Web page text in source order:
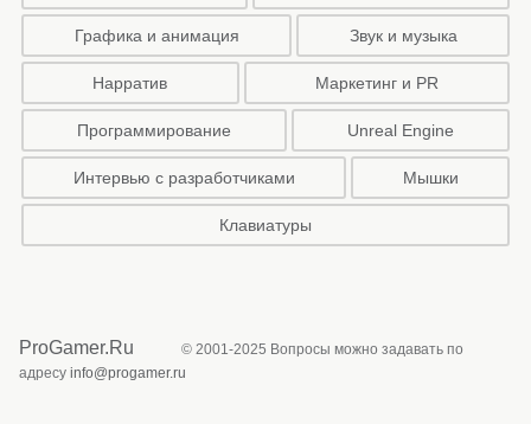
Графика и анимация Звук и музыка
Нарратив Маркетинг и PR
Программирование Unreal Engine
Интервью с разработчиками Мышки
Клавиатуры
ProGamer.Ru
© 2001-2025 Вопросы можно задавать по
адресу info@progamer.ru